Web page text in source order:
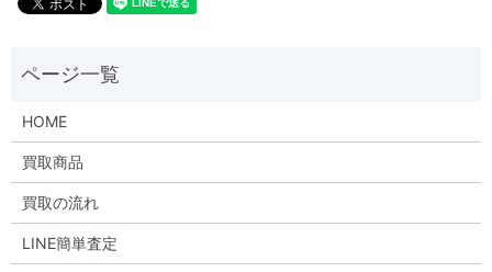
HOME
買取商品
買取の流れ
LINE簡単査定